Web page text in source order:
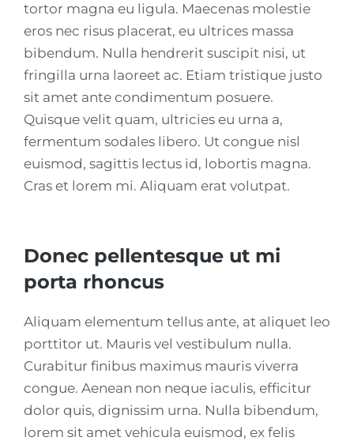
tortor magna eu ligula. Maecenas molestie
eros nec risus placerat, eu ultrices massa
bibendum. Nulla hendrerit suscipit nisi, ut
fringilla urna laoreet ac. Etiam tristique justo
sit amet ante condimentum posuere.
Quisque velit quam, ultricies eu urna a,
fermentum sodales libero. Ut congue nisl
euismod, sagittis lectus id, lobortis magna.
Cras et lorem mi. Aliquam erat volutpat.
Donec pellentesque ut mi
porta rhoncus
Aliquam elementum tellus ante, at aliquet leo
porttitor ut. Mauris vel vestibulum nulla.
Curabitur finibus maximus mauris viverra
congue. Aenean non neque iaculis, efficitur
dolor quis, dignissim urna. Nulla bibendum,
lorem sit amet vehicula euismod, ex felis